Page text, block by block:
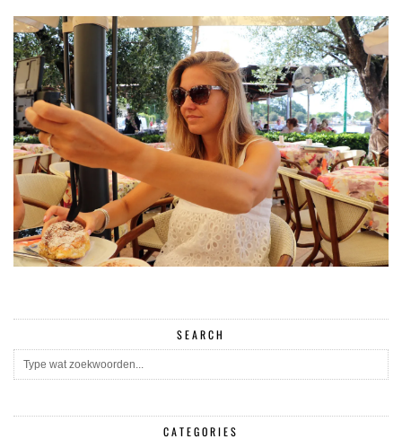
SEARCH
CATEGORIES